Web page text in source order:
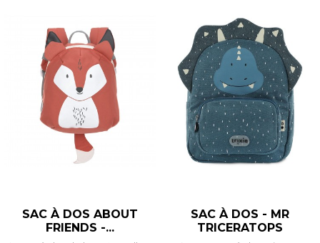
SAC À DOS ABOUT
FRIENDS -...
SAC À DOS - MR
TRICERATOPS